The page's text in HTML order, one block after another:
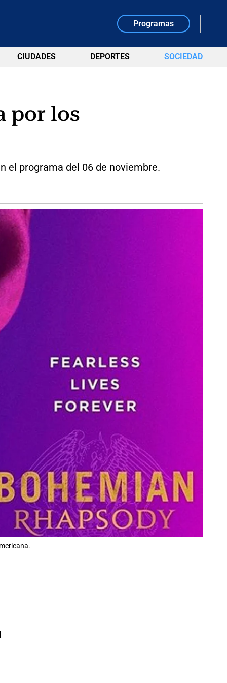
Programas
CIUDADES DEPORTES SOCIEDAD
por los
el programa del 06 de noviembre.